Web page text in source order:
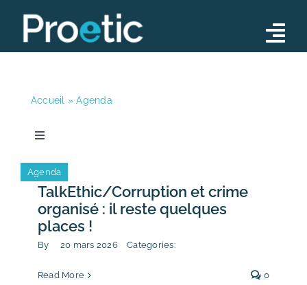
content
Opérations
Formations
Notre équipe
Actualités
Contact
Accueil »Agenda
Toggle
Toutes les actualités
News
TalkEthic/Corruption et crime
organisé : il reste quelques
places !
By 20 mars 2026 Categories:
Agenda
Read More 0